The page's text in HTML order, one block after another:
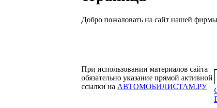
Добро пожаловать на сайт нашей
При использовании материалов сайта
обязательно указание прямой активной
ссылки на АВТОМОБИЛИСТАМ.РУ